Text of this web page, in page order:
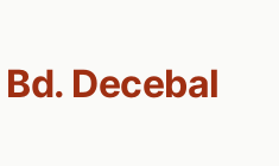
Bd. Decebal